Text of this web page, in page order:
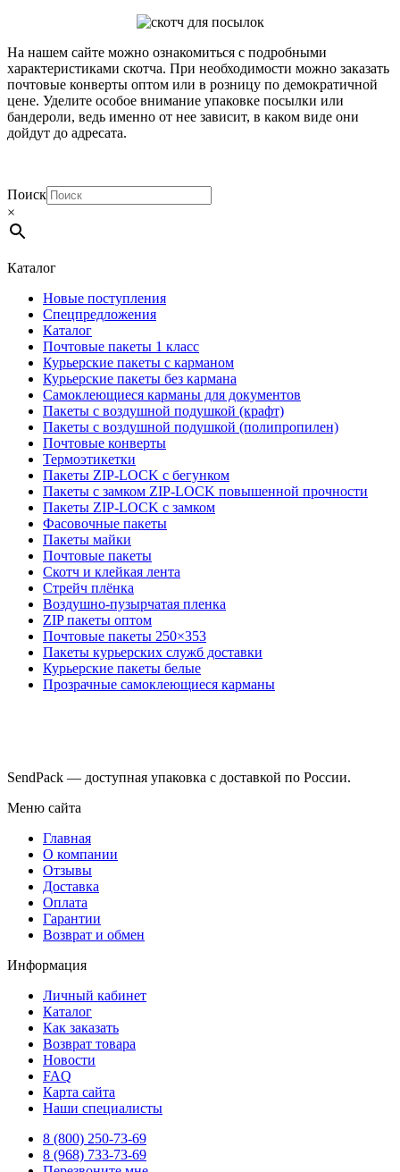
На нашем сайте можно ознакомиться с подробными
характеристиками скотча. При необходимости можно заказать
почтовые конверты оптом или в розницу по демократичной
цене. Уделите особое внимание упаковке посылки или
бандероли, ведь именно от нее зависит, в каком виде они
дойдут до адресата.
Поиск
×
Каталог
Новые поступления
Спецпредложения
Каталог
Почтовые пакеты 1 класс
Курьерские пакеты с карманом
Курьерские пакеты без кармана
Самоклеющиеся карманы для документов
Пакеты с воздушной подушкой (крафт)
Пакеты с воздушной подушкой (полипропилен)
Почтовые конверты
Термоэтикетки
Пакеты ZIP-LOCK с бегунком
Пакеты с замком ZIP-LOCK повышенной прочности
Пакеты ZIP-LOCK с замком
Фасовочные пакеты
Пакеты майки
Почтовые пакеты
Скотч и клейкая лента
Стрейч плёнка
Воздушно-пузырчатая пленка
ZIP пакеты оптом
Почтовые пакеты 250×353
Пакеты курьерских служб доставки
Курьерские пакеты белые
Прозрачные самоклеющиеся карманы
SendPack — доступная упаковка с доставкой по России.
Меню сайта
Главная
О компании
Отзывы
Доставка
Оплата
Гарантии
Возврат и обмен
Информация
Личный кабинет
Каталог
Как заказать
Возврат товара
Новости
FAQ
Карта сайта
Наши специалисты
8 (800) 250-73-69
8 (968) 733-73-69